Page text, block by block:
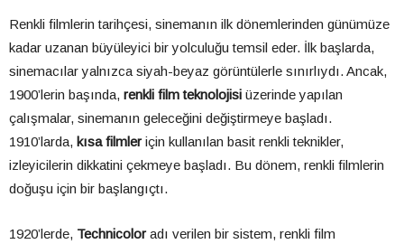
Renkli filmlerin tarihçesi, sinemanın ilk dönemlerinden günümüze
kadar uzanan büyüleyici bir yolculuğu temsil eder. İlk başlarda,
sinemacılar yalnızca siyah-beyaz görüntülerle sınırlıydı. Ancak,
1900’lerin başında, renkli film teknolojisi üzerinde yapılan
çalışmalar, sinemanın geleceğini değiştirmeye başladı.
1910’larda, kısa filmleriçin kullanılan basit renkli teknikler,
izleyicilerin dikkatini çekmeye başladı. Bu dönem, renkli filmlerin
doğuşu için bir başlangıçtı.
1920’lerde, Technicoloradı verilen bir sistem, renkli film